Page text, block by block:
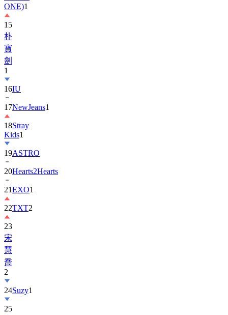
ONE)1
15
朴
寶
劍
1
16IU
17NewJeans1
18Stray
Kids1
19ASTRO
20Hearts2Hearts
21EXO1
22TXT2
23
宋
慧
喬
2
24Suzy1
25